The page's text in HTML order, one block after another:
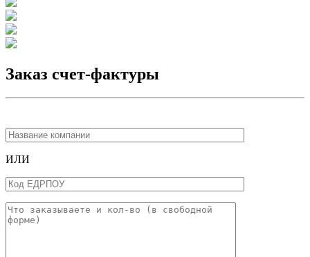
Заказ счет-фактуры
ИЛИ